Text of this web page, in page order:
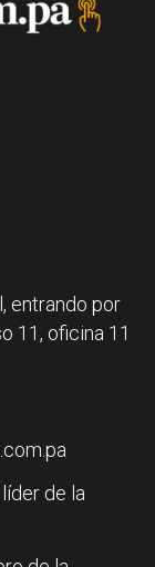
entrando por
11, oficina 11
de la